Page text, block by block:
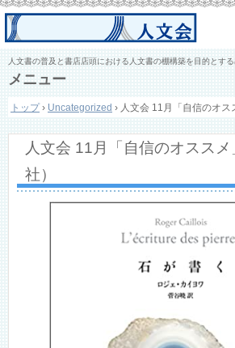
人文書の普及と書店店頭における人文書の棚構築を目的とする
メニュー
ン
ン
キ
トップ › Uncategorized › 人文会 11月「自信のオス
人文会 11月「自信のオスス
社）